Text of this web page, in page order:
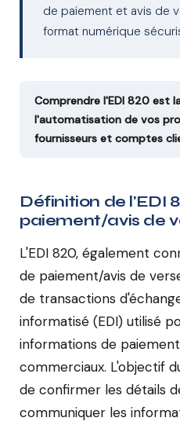
de paiement et avis de
format numérique
Comprendre l'EDI 820 est
l'automatisation de vos
fournisseurs et comptes
Définition de l'EDI
paiement/avis de
L'EDI 820, également
de paiement/avis de
de transactions
informatisé (EDI) utilisé
informations de
commerciaux. L'objectif
de confirmer les détails
communiquer les